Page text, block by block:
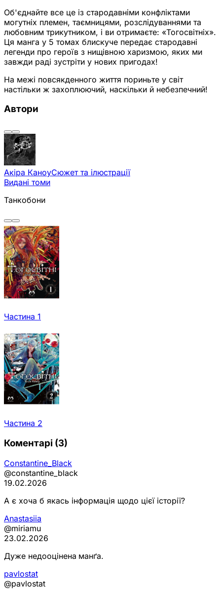
Об'єднайте все це із стародавніми конфліктами
могутніх племен, таємницями, розслідуваннями та
любовним трикутником, і ви отримаєте: «Тогосвітніх».
Ця манга у 5 томах блискуче передає стародавні
легенди про героїв з нищівною харизмою, яких ми
завжди раді зустріти у нових пригодах!
На межі повсякденного життя пориньте у світ
настільки ж захоплюючий, наскільки й небезпечний!
Автори
Акіра КаноуСюжет та ілюстрації
Видані томи
Танкобони
Частина 1
Частина 2
Коментарі (3)
Constantine_Black
@constantine_black
19.02.2026
А є хоча б якась інформація щодо цієї історії?
Anastasiia
@miriamu
23.02.2026
Дуже недооцінена манґа.
pavlostat
@pavlostat